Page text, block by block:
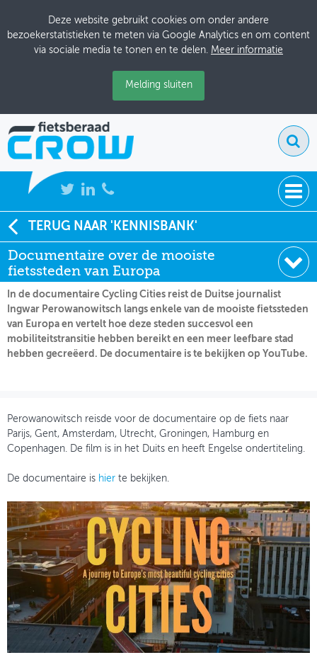
Deze website gebruikt cookies om onder andere
bezoekerstatistieken te meten via Google Analytics en om content
via sociale media te tonen en te delen. Meer informatie
Melding sluiten
NIEUWS
BIJEENKOMSTEN
KENNISBANK
ADRESSENBOEK
OVER FIETSBERAAD
GEBRUIKER
TERUG NAAR 'KENNISBANK'
Documentaire over de mooiste
fietssteden van Europa
Soort:
Nieuws Fietsberaad
Datum:
31-12-2025
In de documentaire Cycling Cities reist de Duitse journalist
Ingwar Perowanowitsch langs enkele van de mooiste fietssteden
van Europa en vertelt hoe deze steden succesvol een
mobiliteitstransitie hebben bereikt en een meer leefbare stad
hebben gecreëerd. De documentaire is te bekijken op YouTube.
Perowanowitsch reisde voor de documentaire op de fiets naar
Parijs, Gent, Amsterdam, Utrecht, Groningen, Hamburg en
Copenhagen. De film is in het Duits en heeft Engelse ondertiteling.
De documentaire is hier te bekijken.